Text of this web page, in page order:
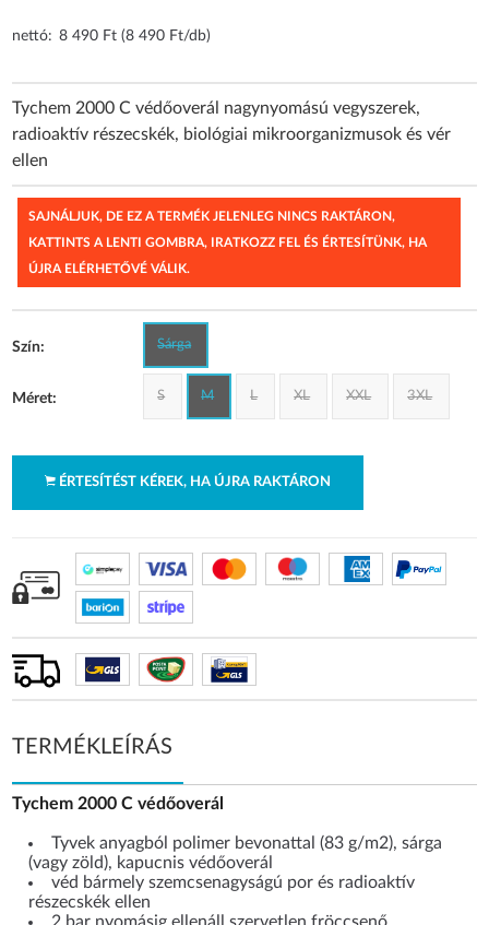
nettó: 8 490 Ft (8 490 Ft/db)
Tychem 2000 C védőoverál nagynyomású vegyszerek,
radioaktív részecskék, biológiai mikroorganizmusok és vér
ellen
SAJNÁLJUK, DE EZ A TERMÉK JELENLEG NINCS RAKTÁRON,
KATTINTS A LENTI GOMBRA, IRATKOZZ FEL ÉS ÉRTESÍTÜNK, HA
ÚJRA ELÉRHETŐVÉ VÁLIK.
Szín: Sárga
Méret: S M L XL XXL 3XL
ÉRTESÍTÉST KÉREK, HA ÚJRA RAKTÁRON
TERMÉKLEÍRÁS
Tychem 2000 C védőoverál
Tyvek anyagból polimer bevonattal (83 g/m2), sárga
(vagy zöld), kapucnis védőoverál
véd bármely szemcsenagyságú por és radioaktív
részecskék ellen
2 bar nyomásig ellenáll szervetlen fröccsenő